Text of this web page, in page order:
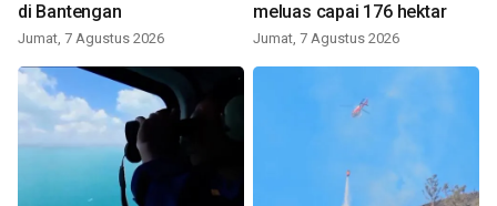
di Bantengan
Jumat, 7 Agustus 2026
meluas capai 176 hektar
Jumat, 7 Agustus 2026